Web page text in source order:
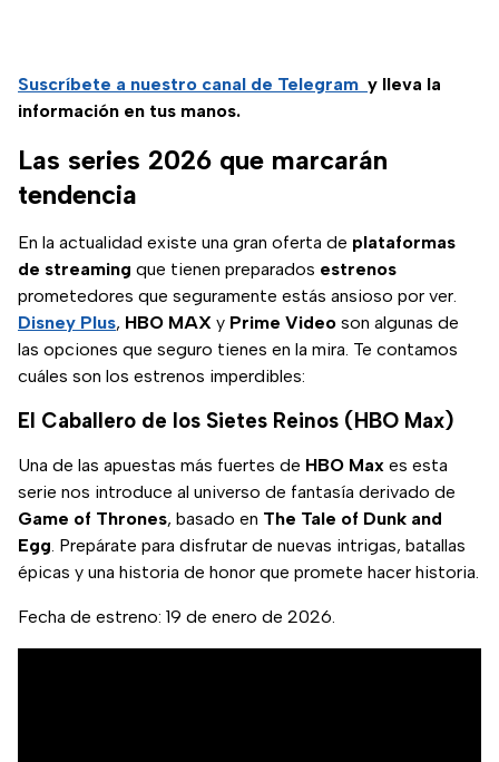
Suscríbete a nuestro canal de Telegram y lleva la
información en tus manos.
Las series 2026 que marcarán
tendencia
En la actualidad existe una gran oferta de plataformas
de streaming que tienen preparados estrenos
prometedores que seguramente estás ansioso por ver.
Disney Plus, HBO MAX y Prime Video son algunas de
las opciones que seguro tienes en la mira. Te contamos
cuáles son los estrenos imperdibles:
El Caballero de los Sietes Reinos (HBO Max)
Una de las apuestas más fuertes de HBO Max es esta
serie nos introduce al universo de fantasía derivado de
Game of Thrones, basado en The Tale of Dunk and
Egg. Prepárate para disfrutar de nuevas intrigas, batallas
épicas y una historia de honor que promete hacer historia.
Fecha de estreno: 19 de enero de 2026.